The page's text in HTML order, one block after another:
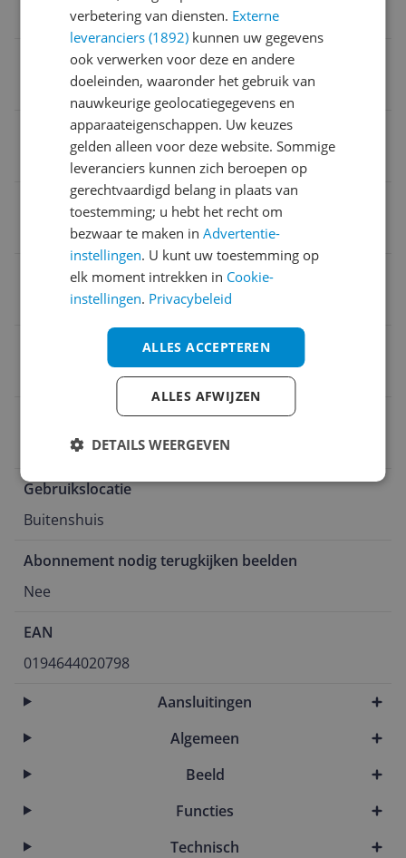
Belangrijkste kenmerken
Type stroomvoorziening
Accu / batterij
Opties ip camera's
Infraroodverlichting
Smart home platform
Google Assistant
Beeldkwaliteit
Full HD (1080p)
Bedieing met app
Opslagmogelijkheden
Intern geheugen
Gebruikslocatie
Buitenshuis
Abonnement nodig terugkijken beelden
Nee
EAN
0194644020798
Aansluitingen
Algemeen
Beeld
Functies
Technisch
verbetering van diensten. Externe
leveranciers (1892) kunnen uw gegevens
ook verwerken voor deze en andere
doeleinden, waaronder het gebruik van
nauwkeurige geolocatiegegevens en
apparaateigenschappen. Uw keuzes
gelden alleen voor deze website. Sommige
leveranciers kunnen zich beroepen op
gerechtvaardigd belang in plaats van
toestemming; u hebt het recht om
bezwaar te maken inAdvertentie-
instellingen. U kunt uw toestemming op
elk moment intrekken in Cookie-
instellingen. Privacybeleid
ALLES ACCEPTEREN
ALLES AFWIJZEN
DETAILS WEERGEVEN